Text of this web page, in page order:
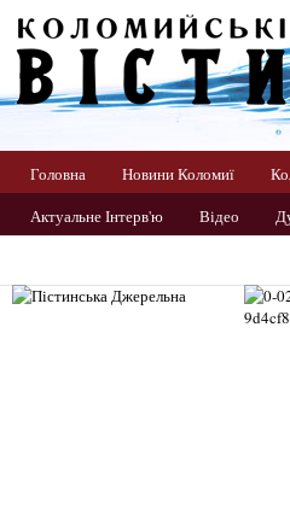
Головна Новини Коломиї
Актуальне Інтерв'ю
Відео